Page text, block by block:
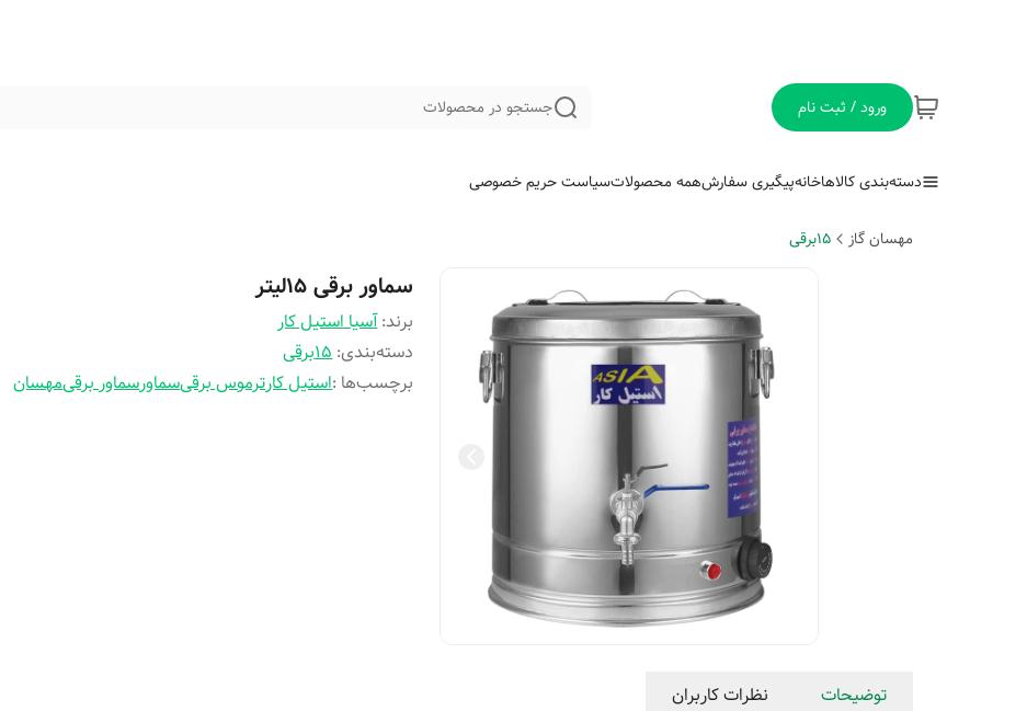
ورود / ثبت نام جستجو در محصولات
دسته‌بندی کالاهاخانهپیگیری سفارشهمه محصولاتسیاست حریم خصوصی
مهسان گاز 15برقی
سماور برقی 15لیتر
برند:آسیا استیل کار
دسته‌بندی:15برقی
برچسب‌ها :استیل کارترموس برقیسماورسماور برقیمهسان
توضیحات نظرات کاربران